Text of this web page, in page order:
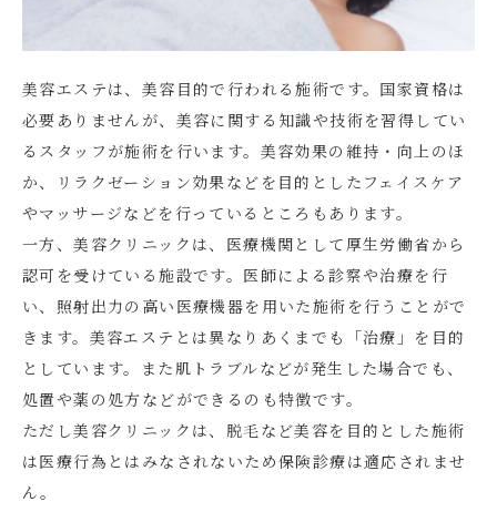
美容エステは、美容目的で行われる施術です。国家資格は
必要ありませんが、美容に関する知識や技術を習得してい
るスタッフが施術を行います。美容効果の維持・向上のほ
か、リラクゼーション効果などを目的としたフェイスケア
やマッサージなどを行っているところもあります。
一方、美容クリニックは、医療機関として厚生労働省から
認可を受けている施設です。医師による診察や治療を行
い、照射出力の高い医療機器を用いた施術を行うことがで
きます。美容エステとは異なりあくまでも「治療」を目的
としています。また肌トラブルなどが発生した場合でも、
処置や薬の処方などができるのも特徴です。
ただし美容クリニックは、脱毛など美容を目的とした施術
は医療行為とはみなされないため保険診療は適応されませ
ん。